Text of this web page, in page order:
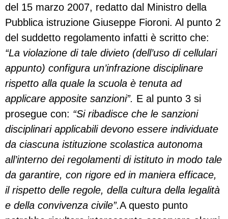
del 15 marzo 2007, redatto dal Ministro della
Pubblica istruzione Giuseppe Fioroni. Al punto 2
del suddetto regolamento infatti è scritto che:
“La violazione di tale divieto (dell’uso di cellulari
appunto) configura un’infrazione disciplinare
rispetto alla quale la scuola è tenuta ad
applicare apposite sanzioni”. E al punto 3 si
prosegue con: “Si ribadisce che le sanzioni
disciplinari applicabili devono essere individuate
da ciascuna istituzione scolastica autonoma
all’interno dei regolamenti di istituto in modo tale
da garantire, con rigore ed in maniera efficace,
il rispetto delle regole, della cultura della legalità
e della convivenza civile”.A questo punto